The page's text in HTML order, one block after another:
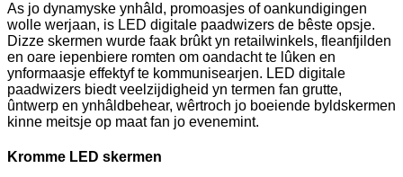
As jo ​​dynamyske ynhâld, promoasjes of oankundigingen
wolle werjaan, is LED digitale paadwizers de bêste opsje.
Dizze skermen wurde faak brûkt yn retailwinkels, fleanfjilden
en oare iepenbiere romten om oandacht te lûken en
ynformaasje effektyf te kommunisearjen. LED digitale
paadwizers biedt veelzijdigheid yn termen fan grutte,
ûntwerp en ynhâldbehear, wêrtroch jo boeiende byldskermen
kinne meitsje op maat fan jo evenemint.
Kromme LED skermen